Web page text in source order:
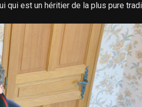
qui est un héritier de la plus pure